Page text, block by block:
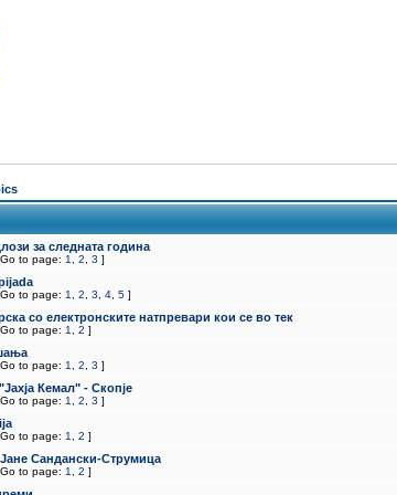
за следната година
Go to page: 1 2 3 ]
Go to page: 1 2 3 4 5 ]
со електронските натпревари кои се во тек
Go to page: 1 2 ]
Go to page: 1 2 3 ]
Кемал" - Скопје
Go to page: 1 2 3 ]
Go to page: 1 2 ]
Сандански-Струмица
Go to page: 1 2 ]